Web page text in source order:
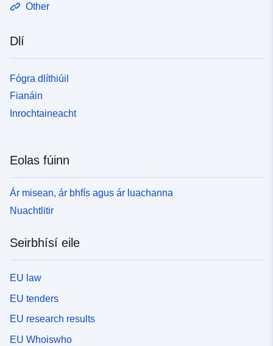
Other
Dlí
Fógra dlíthiúil
Fianáin
Inrochtaineacht
Eolas fúinn
Ár misean, ár bhfís agus ár luachanna
Nuachtlitir
Seirbhísí eile
EU law
EU tenders
EU research results
EU Whoiswho